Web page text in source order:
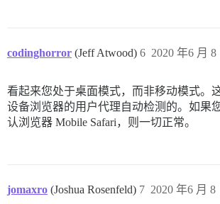
codinghorror (Jeff Atwood) 2020 年6 月 8
6
看起来您处于桌面模式，而非移动模式。
设备浏览器的用户代理自动检测的。如果
认浏览器 Mobile Safari，则一切正常。
jomaxro (Joshua Rosenfeld) 2020 年6 月 8
7